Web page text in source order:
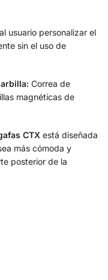
usuario personalizar el
sin el uso de
Correa de
magnéticas de
CTX está diseñada
más cómoda y
posterior de la